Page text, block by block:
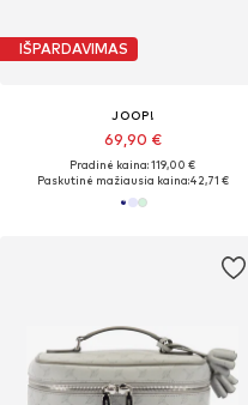
IŠPARDAVIMAS
JOOP!
69,90 €
Pradinė kaina: 119,00 €
Paskutinė mažiausia kaina:42,71 €